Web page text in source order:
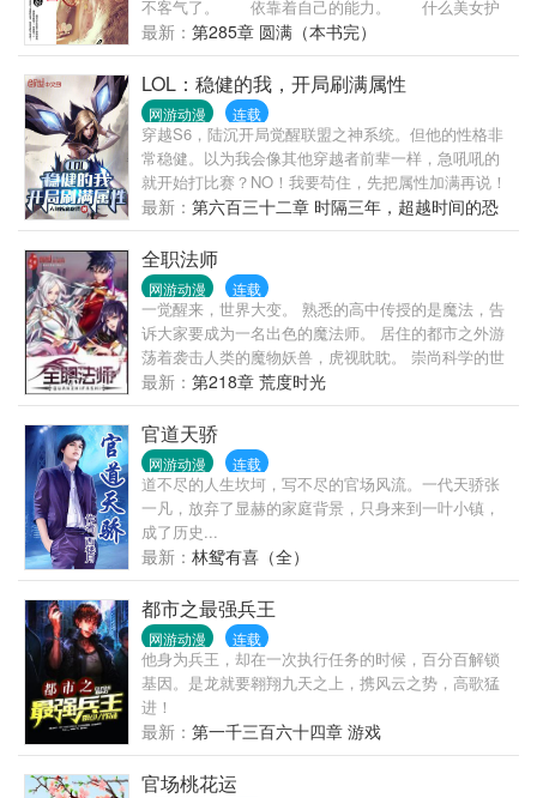
不客气了。 依靠着自己的能力。 什么美女护
士，什么美女警察，还有什么美女空姐等等。 一
一网罗在自己的家庭中，让她们成为自己的妻，让她
们成为自己的妾。
最新： 第285章 圆满（本书完）
LOL：稳健的我，开局刷满属性
网游动漫 连载
穿越S6，陆沉开局觉醒联盟之神系统。但他的性格非
常稳健。以为我会像其他穿越者前辈一样，急吼吼的
就开始打比赛？NO！我要苟住，先把属性加满再说！
终于，两年过去......【叮！系统提示！宿主全属性已
满，请不要再在RANK上浪费时间！】嘿，急了，系统
急了。陆沉耸了耸肩，既然如此，那就......出山吧！从
这一天起，LPL，不，整个世界，都迎来了他们的LOL
之神！
最新： 第六百三十二章 时隔三年，超越时间的恐
惧！
全职法师
网游动漫 连载
一觉醒来，世界大变。 熟悉的高中传授的是魔法，告
诉大家要成为一名出色的魔法师。 居住的都市之外游
荡着袭击人类的魔物妖兽，虎视眈眈。 崇尚科学的世
界变成了崇尚魔法，偏偏有着一样以学渣看待自己的
老师，一样目光异样的同学，一样社会底层挣扎的爸
爸，一样纯美却不能走路的非血缘妹妹…… 不过，莫
凡发现绝大多数人都只能够主修一系魔法，自己却是
全系全能法师！
最新： 第218章 荒度时光
官道天骄
网游动漫 连载
道不尽的人生坎坷，写不尽的官场风流。一代天骄张
一凡，放弃了显赫的家庭背景，只身来到一叶小镇，
成了历史...
最新： 林鸳有喜（全）
都市之最强兵王
网游动漫 连载
他身为兵王，却在一次执行任务的时候，百分百解锁
基因。是龙就要翱翔九天之上，携风云之势，高歌猛
进！
最新： 第一千三百六十四章 游戏
官场桃花运